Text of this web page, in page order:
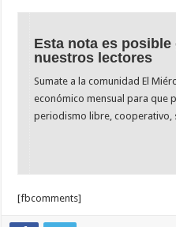
Esta nota es
nuestros lectores
Sumate a la comunidad El
económico mensual para que
periodismo libre, cooperativo,
[fbcomments]